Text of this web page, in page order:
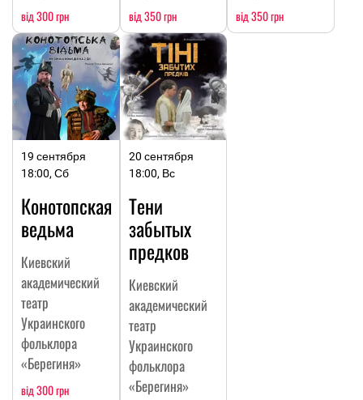
від 300 грн від 350 грн від 350 грн
19 сентября
18:00, Сб
Конотопская
ведьма
Киевский
академический
театр
Украинского
фольклора
«Берегиня»
від 300 грн
20 сентября
18:00, Вс
Тени
забытых
предков
Киевский
академический
театр
Украинского
фольклора
«Берегиня»